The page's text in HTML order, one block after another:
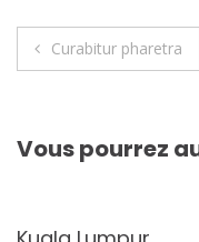
Navigation
l’article
Curabitur pharetra
Vous pourrez